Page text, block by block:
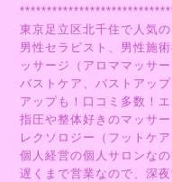
東京足立区北千住で人気
男性セラピスト、男性施
ッサージ（アロママッサ
バストケア、バストアッ
アップも！口コミ多数！
指圧や整体好きのマッサ
レクソロジー（フットケア
個人経営の個人サロンな
遅くまで営業なので、深